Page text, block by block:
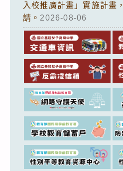
入校推廣計畫」實施計畫
請。 2026-08-06